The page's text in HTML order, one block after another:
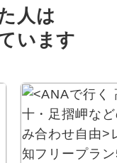
人は
います